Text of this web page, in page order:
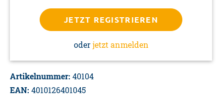
JETZT REGISTRIEREN
oderjetzt anmelden
Artikelnummer: 40104
EAN: 4010126401045